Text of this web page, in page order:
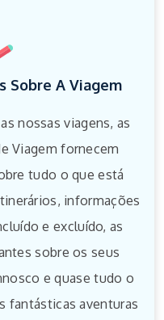
Sobre A Viagem
nossas viagens, as
Viagem fornecem
tudo o que está
informações
e excluído, as
sobre os seus
e quase tudo o
fantásticas aventuras